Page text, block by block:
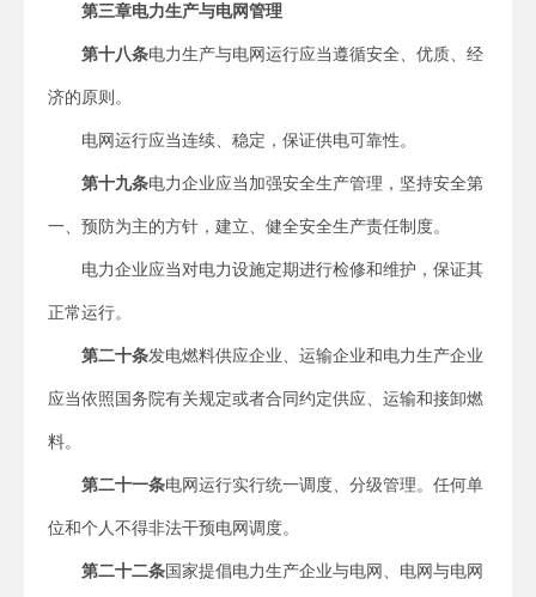
第三章电力生产与电网管理
第十八条电力生产与电网运行应当遵循安全、优质、经
济的原则。
电网运行应当连续、稳定，保证供电可靠性。
第十九条电力企业应当加强安全生产管理，坚持安全第
一、预防为主的方针，建立、健全安全生产责任制度。
电力企业应当对电力设施定期进行检修和维护，保证其
正常运行。
第二十条发电燃料供应企业、运输企业和电力生产企业
应当依照国务院有关规定或者合同约定供应、运输和接卸燃
料。
第二十一条电网运行实行统一调度、分级管理。任何单
位和个人不得非法干预电网调度。
第二十二条 国家提倡电力生产企业与电网、电网与电网